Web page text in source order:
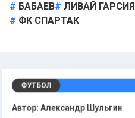
БАБАЕВ ЛИВАЙ ГАРСИЯ
ФК СПАРТАК
ФУТБОЛ